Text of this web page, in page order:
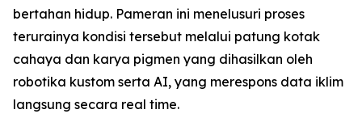
bertahan hidup. Pameran ini menelusuri proses
terurainya kondisi tersebut melalui patung kotak
cahaya dan karya pigmen yang dihasilkan oleh
robotika kustom serta AI, yang merespons data iklim
langsung secara real time.